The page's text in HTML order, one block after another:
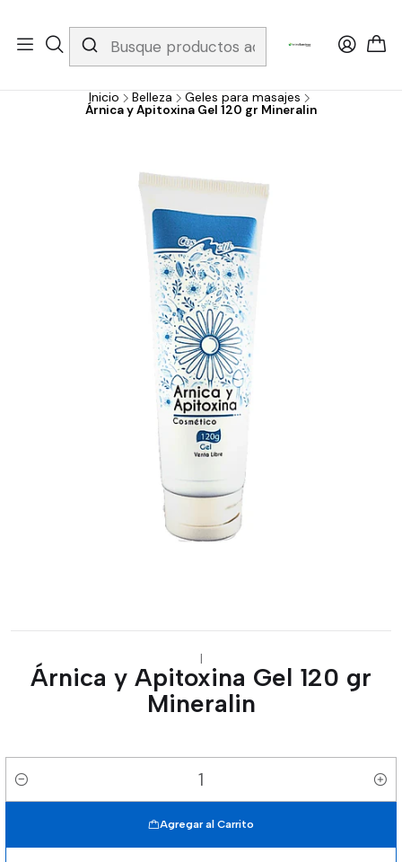
Whatsapp 3229079958/ Fijo 6019251796 / Envios a todo el país y
gratis apartir de 199.000!
Inicio Belleza
Geles para masajes
Árnica y Apitoxina Gel 120 gr Mineralin
|
Árnica y Apitoxina Gel 120 gr
Mineralin
Cantidad
Agregar al Carrito